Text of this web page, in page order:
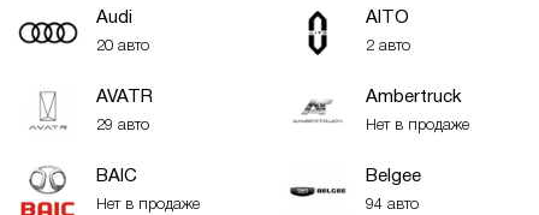
Audi
20 авто
AITO
2 авто
AVATR
29 авто
Ambertruck
Нет в продаже
BAIC
Нет в продаже
Belgee
94 авто